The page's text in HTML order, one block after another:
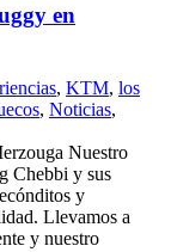
en
, KTM, los
, Noticias,
Nuestro
Chebbi y sus
y
Llevamos a
y nuestro